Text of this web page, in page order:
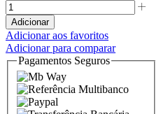
Adicionar
Adicionar aos favoritos
Adicionar para comparar
Pagamentos Seguros